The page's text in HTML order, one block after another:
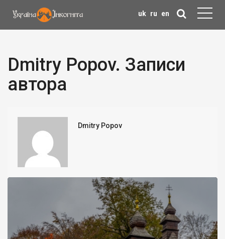
uk ru en
Dmitry Popov. Записи
автора
Dmitry Popov